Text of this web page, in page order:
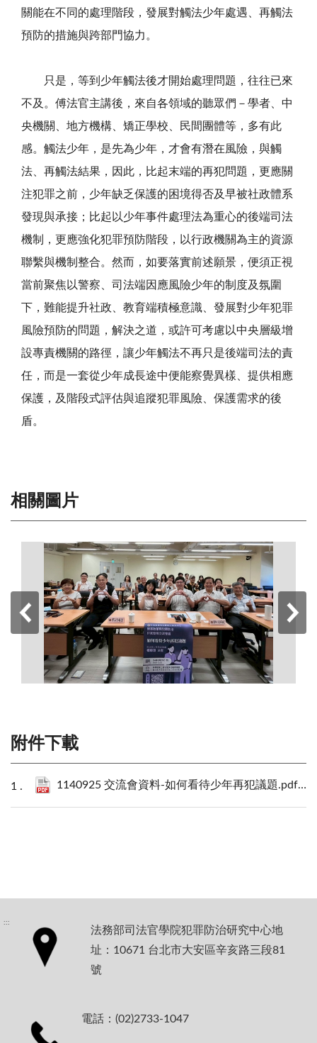
關能在不同的處理階段，發展對觸法少年處遇、再觸法
預防的措施與跨部門協力。
只是，等到少年觸法後才開始處理問題，往往已來
不及。傅法官主講後，來自各領域的聽眾們－學者、中
央機關、地方機構、矯正學校、民間團體等，多有此
感。觸法少年，是先為少年，才會有潛在風險，與觸
法、再觸法結果，因此，比起末端的再犯問題，更應關
注犯罪之前，少年缺乏保護的困境得否及早被社政體系
發現與承接；比起以少年事件處理法為重心的後端司法
機制，更應強化犯罪預防階段，以行政機關為主的資源
聯繫與機制整合。然而，如要落實前述願景，便須正視
當前聚焦以警察、司法端因應風險少年的制度及氛圍
下，難能提升社政、教育端積極意識、發展對少年犯罪
風險預防的問題，解決之道，或許可考慮以中央層級增
設專責機關的路徑，讓少年觸法不再只是後端司法的責
任，而是一套從少年成長途中便能察覺異樣、提供相應
保護，及階段式評估與追蹤犯罪風險、保護需求的後
盾。
相關圖片
附件下載
1140925 交流會資料-如何看待少年再犯議題.pdf
:::
法務部司法官學院犯罪防治研究中心地
址：10671 台北市大安區辛亥路三段81
號
電話：(02)2733-1047